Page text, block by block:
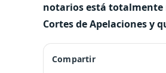
notarios está totalmente
Cortes de Apelaciones y
Compartir